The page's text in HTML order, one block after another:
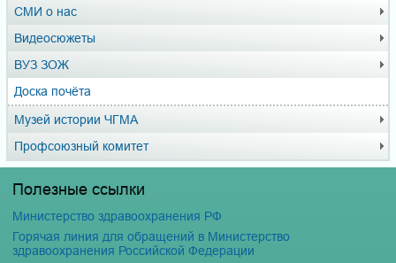
СМИ о нас
Видеосюжеты
ВУЗ ЗОЖ
Доска почёта
Музей истории ЧГМА
Профсоюзный комитет
Полезные ссылки
Министерство здравоохранения РФ
Горячая линия для обращений в Министерство
здравоохранения Российской Федерации